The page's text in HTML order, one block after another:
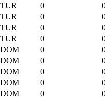
TUR 0
0
TUR 0
0
TUR 0
0
TUR 0
0
DOM 0
0
DOM 0
0
DOM 0
0
DOM 0
0
DOM 0
0